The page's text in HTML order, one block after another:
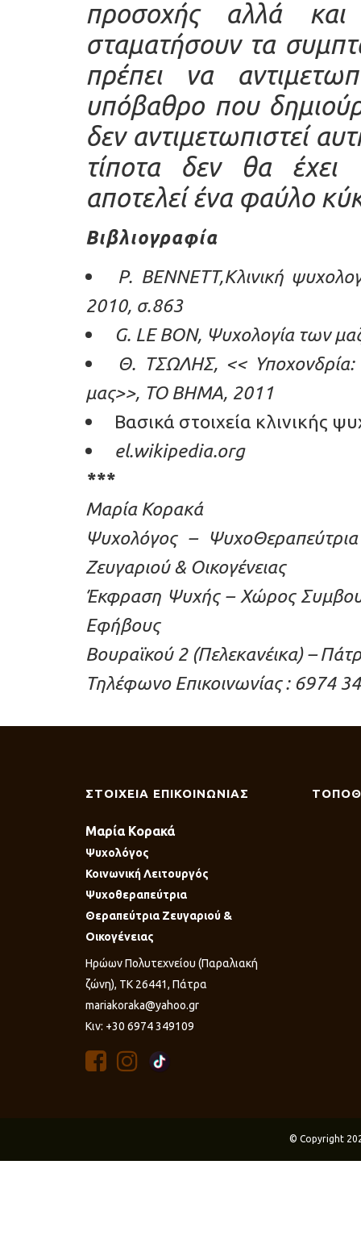
προσοχής αλλά
σταματήσουν τα
πρέπει να
υπόβαθρο που
δεν αντιμετωπιστεί
τίποτα δεν θα έχει
αποτελεί ένα φαύλο
Βιβλιογραφία
P. BENNETT,Κλινική
2010, σ.863
G. LE BON, Ψυχολογία των
Θ. ΤΣΩΛΗΣ, << Υποχονδρία:
μας>>, ΤΟ ΒΗΜΑ, 2011
Βασικά στοιχεία κλινικής
el.wikipedia.org
***
Μαρία Κορακά
Ψυχολόγος –
Ζευγαριού & Οικογένειας
Έκφραση Ψυχής – Χώρος
Εφήβους
Βουραϊκού 2 (Πελεκανέικα) –
Τηλέφωνο Επικοινωνίας : 6974
ΣΤΟΙΧΕΙΑ ΕΠΙΚΟΙΝΩΝΙΑΣ
Μαρία Κορακά
Ψυχολόγος
Κοινωνική Λειτουργός
Ψυχοθεραπεύτρια
Θεραπεύτρια Ζευγαριού &
Οικογένειας
Ηρώων Πολυτεχνείου (Παραλιακή
ζώνη), ΤΚ 26441, Πάτρα
mariakoraka@yahoo.gr
Κιν: +30 6974 349109
© Copyright